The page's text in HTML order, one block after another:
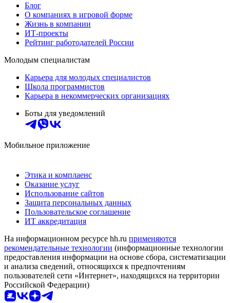
Блог
О компаниях в игровой форме
Жизнь в компании
ИТ-проекты
Рейтинг работодателей России
Молодым специалистам
Карьера для молодых специалистов
Школа программистов
Карьера в некоммерческих организациях
Боты для уведомлений
Мобильное приложение
Этика и комплаенс
Оказание услуг
Использование сайтов
Защита персональных данных
Пользовательское соглашение
ИТ аккредитация
На информационном ресурсе hh.ru применяются
рекомендательные технологии (информационные технологии
предоставления информации на основе сбора, систематизации
и анализа сведений, относящихся к предпочтениям
пользователей сети «Интернет», находящихся на территории
Российской Федерации)